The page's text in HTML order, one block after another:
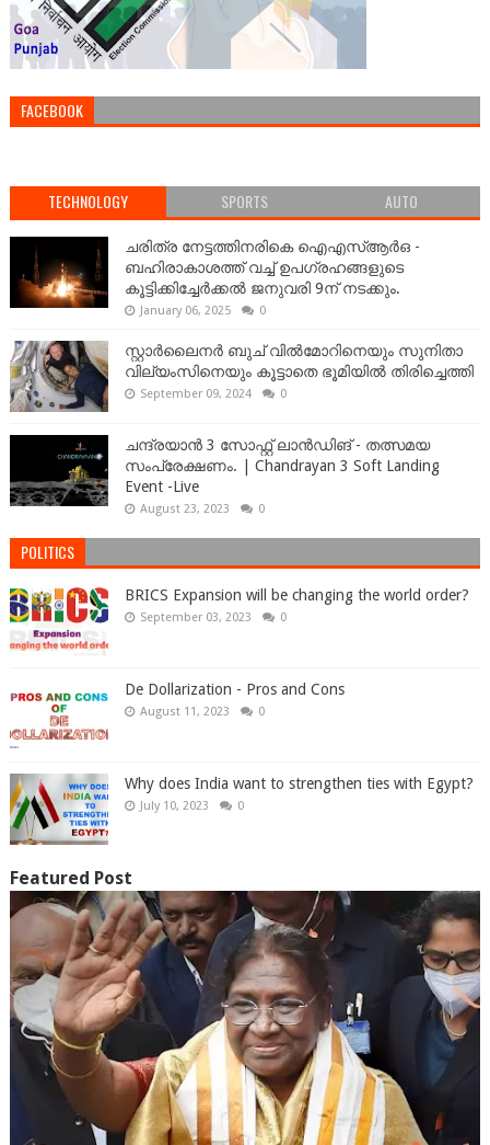
FACEBOOK
TECHNOLOGY SPORTS AUTO
ചരിത്ര നേട്ടത്തിനരികെ ഐഎസ്ആർഒ -
ബഹിരാകാശത്ത് വച്ച് ഉപഗ്രഹങ്ങളുടെ
കൂട്ടിക്കിച്ചേർക്കൽ ജനുവരി 9ന് നടക്കും.
January 06, 2025 0
സ്റ്റാർലൈനർ ബുച് വിൽമോറിനെയും സുനിതാ
വില്യംസിനെയും കൂട്ടാതെ ഭൂമിയിൽ തിരിച്ചെത്തി
September 09, 2024 0
ചന്ദ്രയാൻ 3 സോഫ്റ്റ് ലാൻഡിങ് - തത്സമയ
സംപ്രേക്ഷണം. | Chandrayan 3 Soft Landing
Event -Live
August 23, 2023 0
POLITICS
BRICS Expansion will be changing the world order?
September 03, 2023 0
De Dollarization - Pros and Cons
August 11, 2023 0
Why does India want to strengthen ties with Egypt?
July 10, 2023 0
Featured Post